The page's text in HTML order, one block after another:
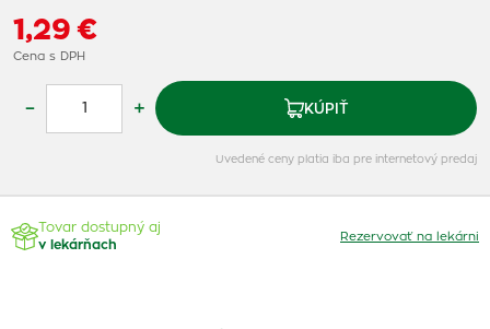
1,29 €
Cena s DPH
– + KÚPIŤ
Uvedené ceny platia iba pre internetový predaj
Tovar dostupný aj
v lekárňach
Rezervovať na lekárni